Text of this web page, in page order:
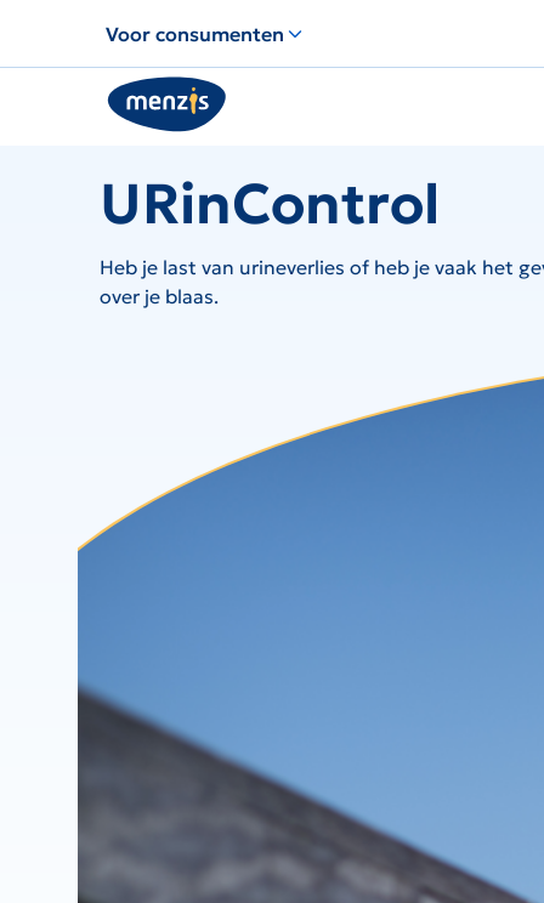
voor
snelle
navigatie
Voor consumenten
URinControl
Heb je last van urineverlies of heb je vaak het
over je blaas.